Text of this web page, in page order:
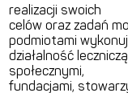
realizacji swoich
celów oraz zadań
podmiotami
działalność
społecznymi,
fundacjami,